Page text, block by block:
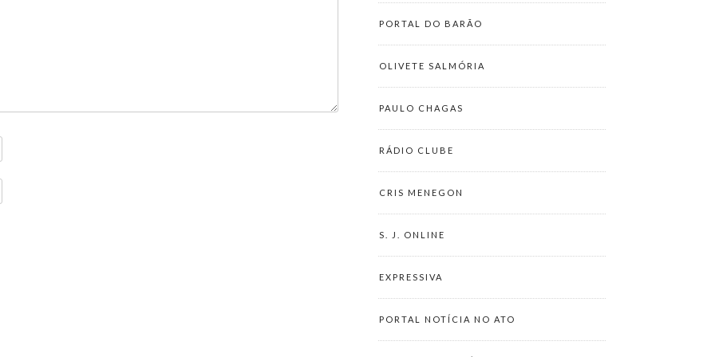
PORTAL DO BARÃO
OLIVETE SALMÓRIA
PAULO CHAGAS
RÁDIO CLUBE
CRIS MENEGON
S. J. ONLINE
EXPRESSIVA
PORTAL NOTÍCIA NO ATO